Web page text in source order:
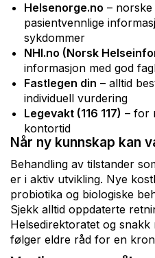
Helsenorge.no – norske
pasientvennlige
sykdommer
NHI.no (Norsk
informasjon med god
Fastlegen din – alltid
individuell vurdering
Legevakt (116 117) – for
kontortid
Når ny kunnskap kan
Behandling av tilstander
er i aktiv utvikling. Nye
probiotika og biologiske
Sjekk alltid oppdaterte
Helsedirektoratet og
følger eldre råd for en